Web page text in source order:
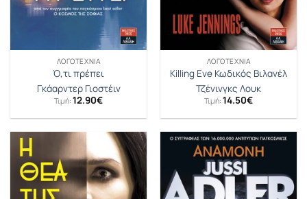
ΛΟΓΟΤΕΧΝΊΑ
Ό,τι πρέπει
Γκάαρντερ Γιοστέιν
Τιμή: 12.90€
ΛΟΓΟΤΕΧΝΊΑ
Killing Eve Κωδικός Βιλανέλ
Τζένινγκς Λουκ
Τιμή: 14.50€